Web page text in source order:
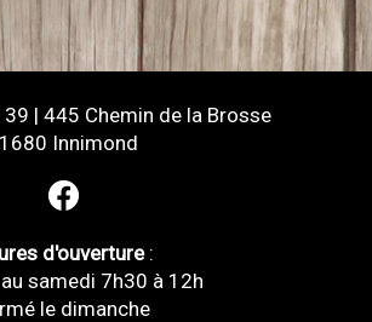
| 445 Chemin de la Brosse
Innimond
d'ouverture:
samedi 7h30 à 12h
le dimanche